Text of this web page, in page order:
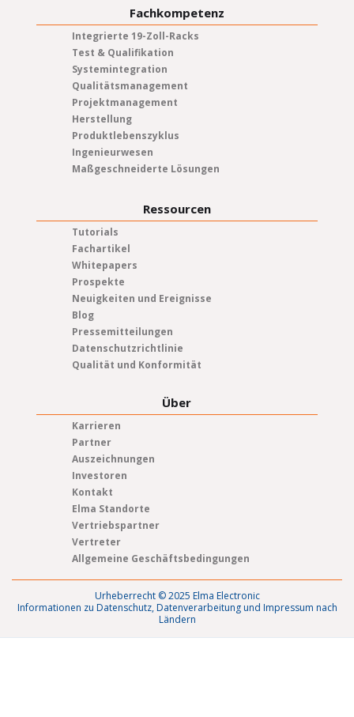
Fachkompetenz
Integrierte 19-Zoll-Racks
Test & Qualifikation
Systemintegration
Qualitätsmanagement
Projektmanagement
Herstellung
Produktlebenszyklus
Ingenieurwesen
Maßgeschneiderte Lösungen
Ressourcen
Tutorials
Fachartikel
Whitepapers
Prospekte
Neuigkeiten und Ereignisse
Blog
Pressemitteilungen
Datenschutzrichtlinie
Qualität und Konformität
Über
Karrieren
Partner
Auszeichnungen
Investoren
Kontakt
Elma Standorte
Vertriebspartner
Vertreter
Allgemeine Geschäftsbedingungen
Urheberrecht © 2025 Elma Electronic
Informationen zu Datenschutz, Datenverarbeitung und Impressum nach
Ländern